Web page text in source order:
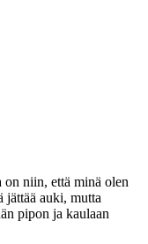
niin, että minä olen
auki, mutta
pipon ja kaulaan